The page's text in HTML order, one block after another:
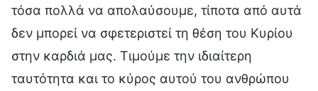
τόσα πολλά να απολαύσουμε, τίποτα από αυτά
δεν μπορεί να σφετεριστεί τη θέση του Κυρίου
στην καρδιά μας. Τιμούμε την ιδιαίτερη
ταυτότητα και το κύρος αυτού του ανθρώπου